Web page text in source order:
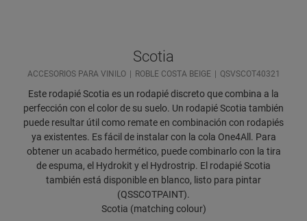
Scotia
ACCESORIOS PARA VINILO ROBLE COSTA BEIGE QSVSCOT40321
Este rodapié Scotia es un rodapié discreto que combina a la
perfección con el color de su suelo. Un rodapié Scotia también
puede resultar útil como remate en combinación con rodapiés
ya existentes. Es fácil de instalar con la cola One4All. Para
obtener un acabado hermético, puede combinarlo con la tira
de espuma, el Hydrokit y el Hydrostrip. El rodapié Scotia
también está disponible en blanco, listo para pintar
(QSSCOTPAINT).
Scotia (matching colour)